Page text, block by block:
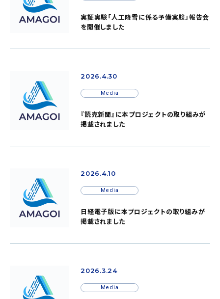
実証実験「人工降雪に係る予備実験」報告会
を開催しました
2026.4.30
Media
『読売新聞』に本プロジェクトの取り組みが
掲載されました
2026.4.10
Media
日経電子版に本プロジェクトの取り組みが
掲載されました
2026.3.24
Media